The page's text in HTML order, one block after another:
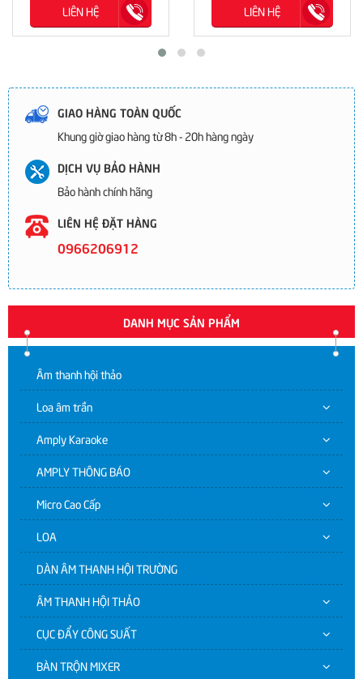
LIÊN HỆ
LIÊN HỆ
GIAO HÀNG TOÀN QUỐC
Khung giờ giao hàng từ 8h - 20h hàng ngày
DỊCH VỤ BẢO HÀNH
Bảo hành chính hãng
LIÊN HỆ ĐẶT HÀNG
0966206912
DANH MỤC SẢN PHẨM
Âm thanh hội thảo
Loa âm trần
Amply Karaoke
AMPLY THÔNG BÁO
Micro Cao Cấp
LOA
DÀN ÂM THANH HỘI TRƯỜNG
ÂM THANH HỘI THẢO
CỤC ĐẨY CÔNG SUẤT
BÀN TRỘN MIXER